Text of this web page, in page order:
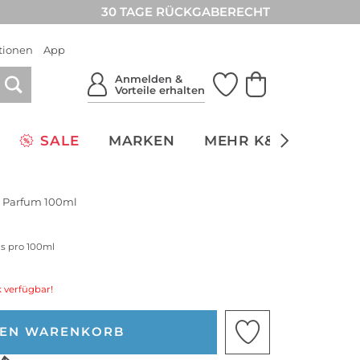
30 TAGE RÜCKGABERECHT
App
Anmelden &
Vorteile erhalten
SALE MARKEN MEHR K&Ö
Parfum 100ml
pro 100ml
verfügbar!
WARENKORB